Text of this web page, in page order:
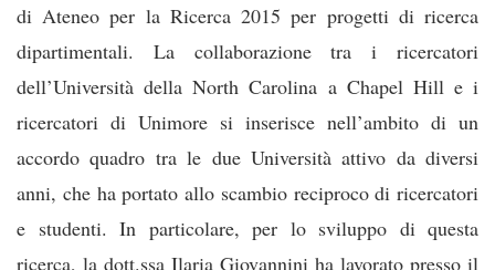
di Ateneo per la Ricerca 2015 per progetti di ricerca
dipartimentali. La collaborazione tra i ricercatori
dell’Università della North Carolina a Chapel Hill e i
ricercatori di Unimore si inserisce nell’ambito di un
accordo quadro tra le due Università attivo da diversi
anni, che ha portato allo scambio reciproco di ricercatori
e studenti. In particolare, per lo sviluppo di questa
ricerca, la dott.ssa Ilaria Giovannini ha lavorato presso il